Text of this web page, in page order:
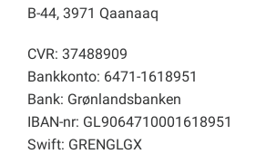
B-44, 3971 Qaanaaq
CVR: 37488909
Bankkonto: 6471-1618951
Bank: Grønlandsbanken
IBAN-nr: GL9064710001618951
Swift: GRENGLGX